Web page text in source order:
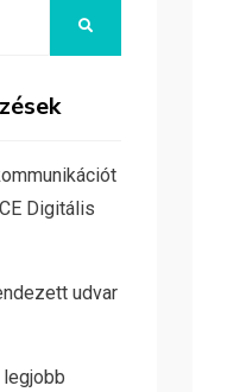
Digitális
udvar